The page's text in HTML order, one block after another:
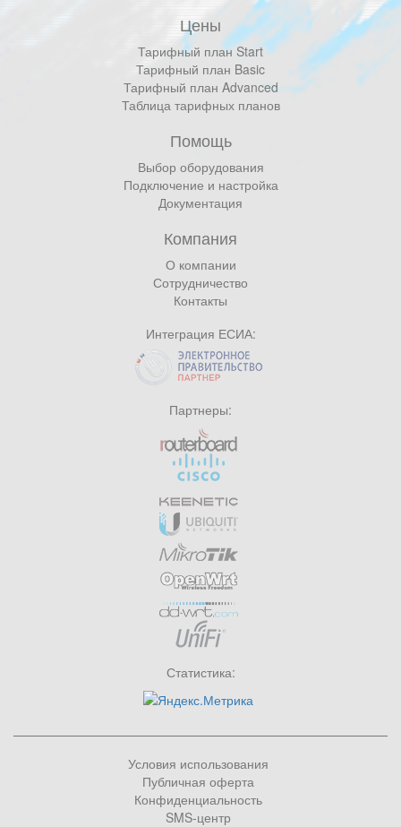
Цены
Тарифный план Start
Тарифный план Basic
Тарифный план Advanced
Таблица тарифных планов
Помощь
Выбор оборудования
Подключение и настройка
Документация
Компания
О компании
Сотрудничество
Контакты
Интеграция ЕСИА:
Партнеры:
Статистика:
Условия использования
Публичная оферта
Конфиденциальность
SMS-центр